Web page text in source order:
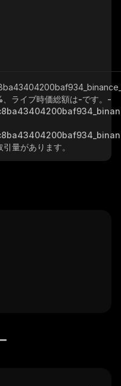
、ライブ時価総額は-です。 -
量があります。